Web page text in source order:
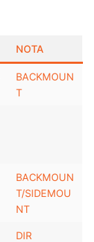
NOTA
BACKMOUN
T
BACKMOUN
T/SIDEMOU
NT
DIR